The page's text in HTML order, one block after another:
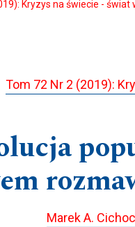
Kryzys na świecie - świat
Tom 72 Nr 2 (2019):
Marek A.